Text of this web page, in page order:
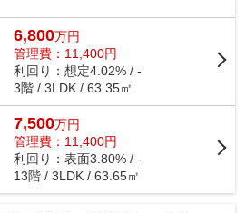
6,800万円
管理費：11,400円
利回り：想定4.02% / -
3階 / 3LDK / 63.35㎡
7,500万円
管理費：11,400円
利回り：表面3.80% / -
13階 / 3LDK / 63.65㎡